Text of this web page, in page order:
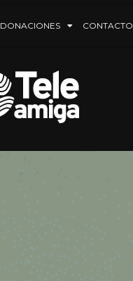
DONACIONES CONTACTO